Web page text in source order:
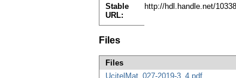
Stable
URL:
http://hdl.handle.net/
Files
Files
UcitelMat_027-2019-3_4.pdf